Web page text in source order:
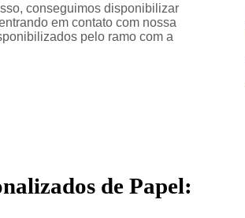
conseguimos disponibilizar
em contato com nossa
pelo ramo com a
de Papel: